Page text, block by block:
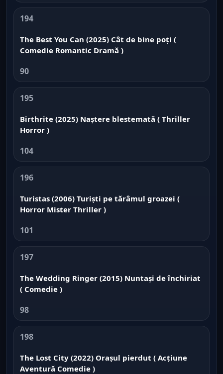
194
The Best You Can (2025) Cât de bine poți (
Comedie Romantic Dramă )
90
195
Birthrite (2025) Naștere blestemată ( Thriller
Horror )
104
196
Turistas (2006) Turiști pe tărâmul groazei (
Horror Mister Thriller )
101
197
The Wedding Ringer (2015) Nuntași de închiriat
( Comedie )
98
198
The Lost City (2022) Orașul pierdut ( Acțiune
Aventură Comedie )